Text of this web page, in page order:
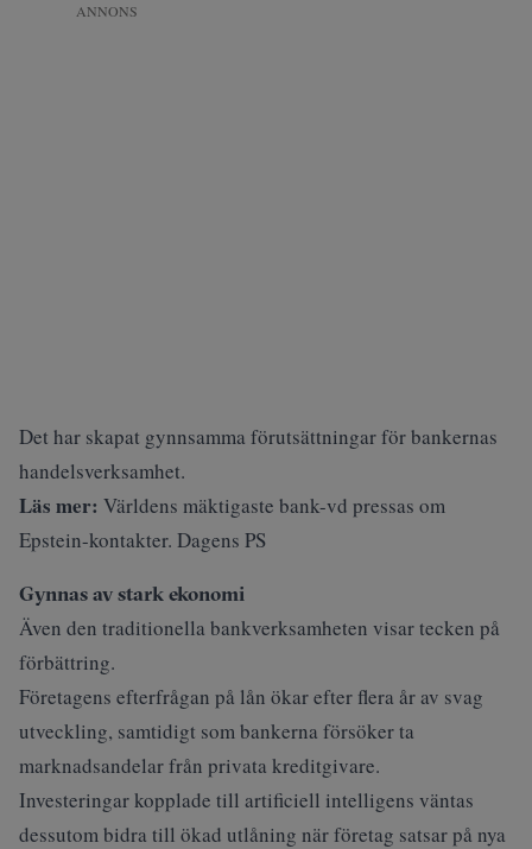
ANNONS
Det har skapat gynnsamma förutsättningar för bankernas
handelsverksamhet.
Läs mer: Världens mäktigaste bank-vd pressas om
Epstein-kontakter. Dagens PS
Gynnas av stark ekonomi
Även den traditionella bankverksamheten visar tecken på
förbättring.
Företagens efterfrågan på lån ökar efter flera år av svag
utveckling, samtidigt som bankerna försöker ta
marknadsandelar från privata kreditgivare.
Investeringar kopplade till artificiell intelligens väntas
dessutom bidra till ökad utlåning när företag satsar på nya